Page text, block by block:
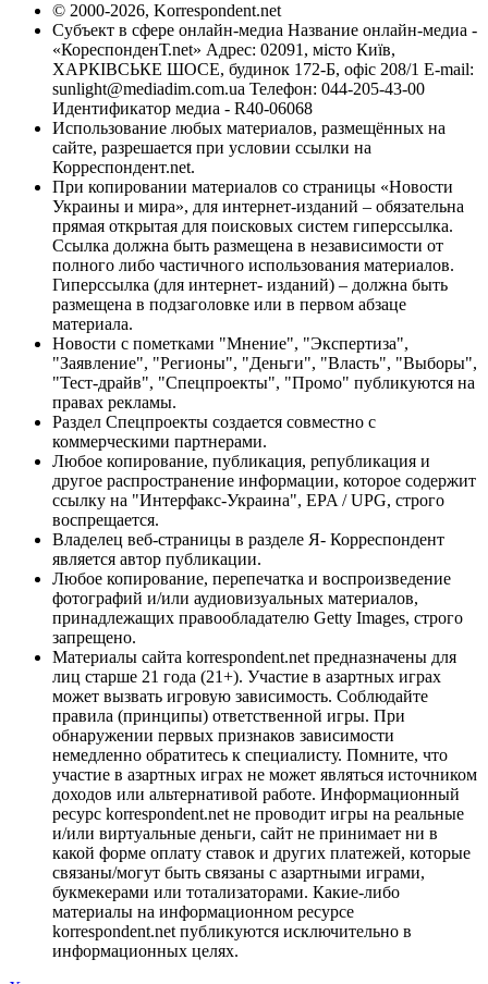
© 2000-2026, Korrespondent.net
Субъект в сфере онлайн-медиа Название онлайн-медиа -
«КореспонденТ.net» Адрес: 02091, місто Київ,
ХАРКІВСЬКЕ ШОСЕ, будинок 172-Б, офіс 208/1 E-mail:
sunlight@mediadim.com.ua Телефон: 044-205-43-00
Идентификатор медиа - R40-06068
Использование любых материалов, размещённых на
сайте, разрешается при условии ссылки на
Корреспондент.net.
При копировании материалов со страницы «Новости
Украины и мира», для интернет-изданий – обязательна
прямая открытая для поисковых систем гиперссылка.
Ссылка должна быть размещена в независимости от
полного либо частичного использования материалов.
Гиперссылка (для интернет- изданий) – должна быть
размещена в подзаголовке или в первом абзаце
материала.
Новости с пометками "Мнение", "Экспертиза",
"Заявление", "Регионы", "Деньги", "Власть", "Выборы",
"Тест-драйв", "Спецпроекты", "Промо" публикуются на
правах рекламы.
Раздел Спецпроекты создается совместно с
коммерческими партнерами.
Любое копирование, публикация, републикация и
другое распространение информации, которое содержит
ссылку на "Интерфакс-Украина", EPA / UPG, строго
воспрещается.
Владелец веб-страницы в разделе Я- Корреспондент
является автор публикации.
Любое копирование, перепечатка и воспроизведение
фотографий и/или аудиовизуальных материалов,
принадлежащих правообладателю Getty Images, строго
запрещено.
Материалы сайта korrespondent.net предназначены для
лиц старше 21 года (21+). Участие в азартных играх
может вызвать игровую зависимость. Соблюдайте
правила (принципы) ответственной игры. При
обнаружении первых признаков зависимости
немедленно обратитесь к специалисту. Помните, что
участие в азартных играх не может являться источником
доходов или альтернативой работе. Информационный
ресурс korrespondent.net не проводит игры на реальные
и/или виртуальные деньги, сайт не принимает ни в
какой форме оплату ставок и других платежей, которые
связаны/могут быть связаны с азартными играми,
букмекерами или тотализаторами. Какие-либо
материалы на информационном ресурсе
korrespondent.net публикуются исключительно в
информационных целях.